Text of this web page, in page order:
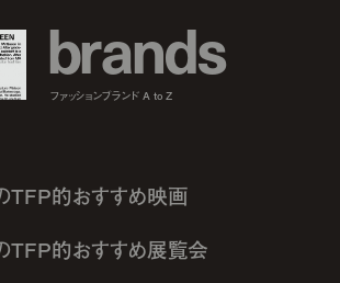
brands
ファッションブランド A to Z
TFP的おすすめ映画
TFP的おすすめ展覧会